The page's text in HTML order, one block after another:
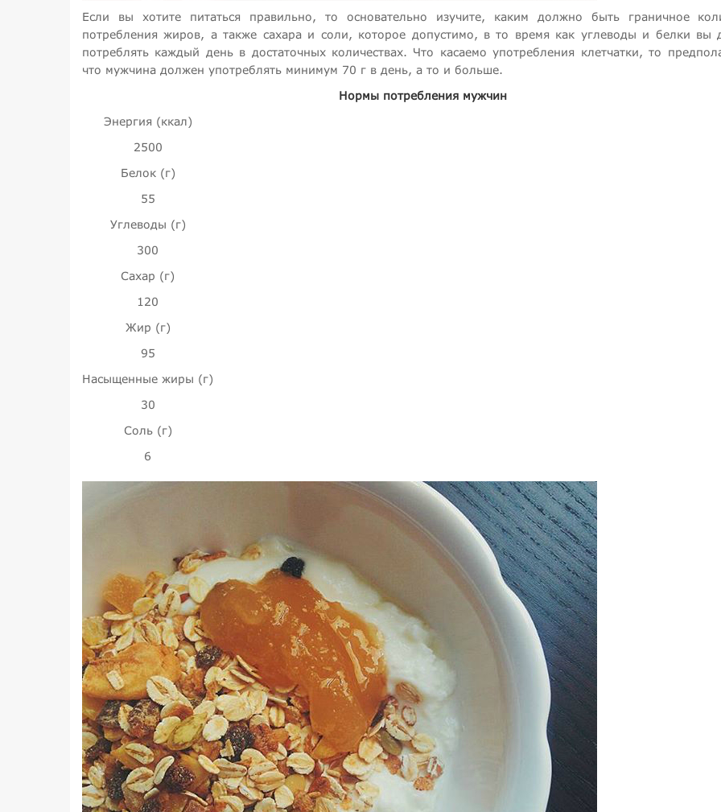
Если вы хотите питаться правильно, то основательно изучите, каким должно быть граничное
потребления жиров, а также сахара и соли, которое допустимо, в то время как углеводы и белки вы
потреблять каждый день в достаточных количествах. Что касаемо употребления клетчатки, то
что мужчина должен употреблять минимум 70 г в день, а то и больше.
Нормы потребления мужчин
Энергия (ккал)
2500
Белок (г)
55
Углеводы (г)
300
Сахар (г)
120
Жир (г)
95
Насыщенные жиры (г)
30
Соль (г)
6